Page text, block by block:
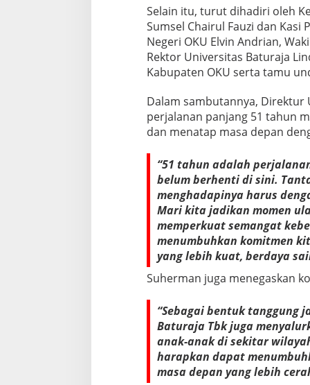
u
n
t
u
k
M
y
a
r
k
a
t
Selain itu, turut dihadiri oleh
Sumsel Chairul Fauzi dan Kasi
Negeri OKU Elvin Andrian,
Rektor Universitas Baturaja
Kabupaten OKU serta tamu
Dalam sambutannya, Direktur
perjalanan panjang 51 tahun
dan menatap masa depan
“51 tahun adalah
belum berhenti di sini.
menghadapinya harus
Mari kita jadikan momen
memperkuat semangat
menumbuhkan komitmen
yang lebih kuat, berdaya
Suherman juga menegaskan
“Sebagai bentuk tanggung
Baturaja Tbk juga
anak-anak di sekitar
harapkan dapat
masa depan yang lebih